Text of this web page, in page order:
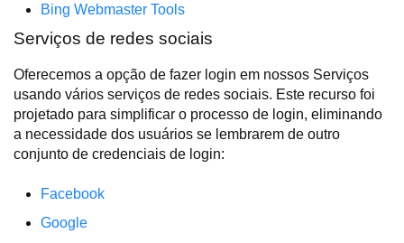
Bing Webmaster Tools
Serviços de redes sociais
Oferecemos a opção de fazer login em nossos Serviços
usando vários serviços de redes sociais. Este recurso foi
projetado para simplificar o processo de login, eliminando
a necessidade dos usuários se lembrarem de outro
conjunto de credenciais de login:
Facebook
Google